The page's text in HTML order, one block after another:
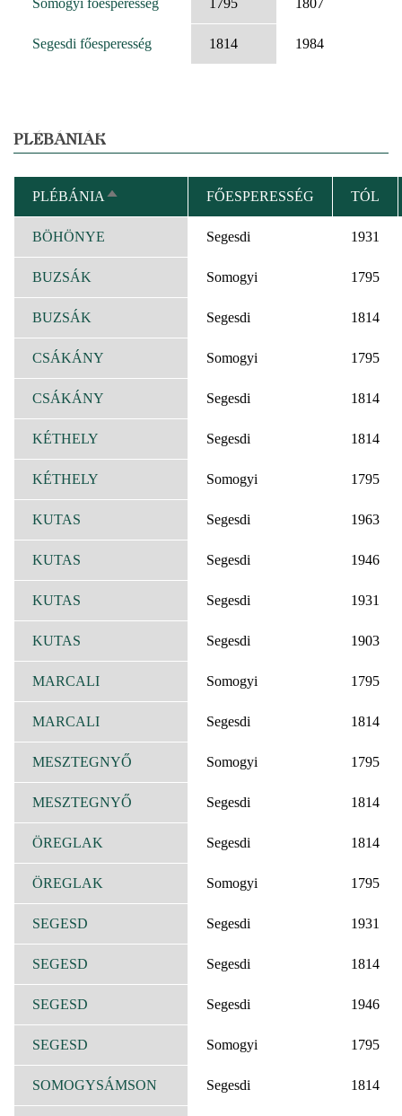
Segesdi főesperesség 1814 1984
PLÉBÁNIÁK
PLÉBÁNIA CSÖKKENŐ
RENDEZÉS
FŐESPERESSÉG TÓL
BÖHÖNYE Segesdi 1931
BUZSÁK Somogyi 1795
BUZSÁK Segesdi 1814
CSÁKÁNY Somogyi 1795
CSÁKÁNY Segesdi 1814
KÉTHELY Segesdi 1814
KÉTHELY Somogyi 1795
KUTAS Segesdi 1963
KUTAS Segesdi 1946
KUTAS Segesdi 1931
KUTAS Segesdi 1903
MARCALI Somogyi 1795
MARCALI Segesdi 1814
MESZTEGNYŐ Somogyi 1795
MESZTEGNYŐ Segesdi 1814
ÖREGLAK Segesdi 1814
ÖREGLAK Somogyi 1795
SEGESD Segesdi 1931
SEGESD Segesdi 1814
SEGESD Segesdi 1946
SEGESD Somogyi 1795
SOMOGYSÁMSON Segesdi 1814